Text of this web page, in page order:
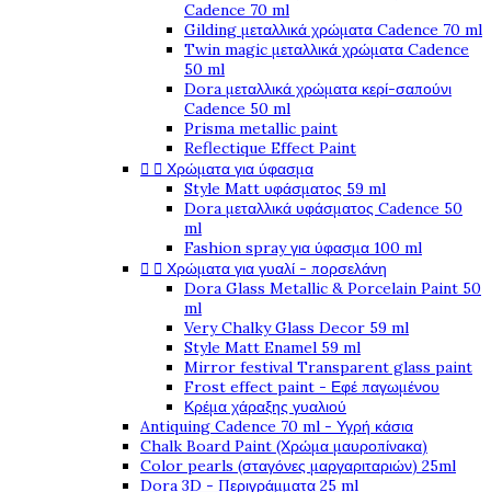
Cadence 70 ml
Gilding μεταλλικά χρώματα Cadence 70 ml
Twin magic μεταλλικά χρώματα Cadence
50 ml
Dora μεταλλικά χρώματα κερί-σαπούνι
Cadence 50 ml
Prisma metallic paint
Reflectique Effect Paint
  Χρώματα για ύφασμα
Style Matt υφάσματος 59 ml
Dora μεταλλικά υφάσματος Cadence 50
ml
Fashion spray για ύφασμα 100 ml
  Χρώματα για γυαλί - πορσελάνη
Dora Glass Metallic & Porcelain Paint 50
ml
Very Chalky Glass Decor 59 ml
Style Matt Enamel 59 ml
Mirror festival Transparent glass paint
Frost effect paint - Εφέ παγωμένου
Κρέμα χάραξης γυαλιού
Antiquing Cadence 70 ml - Υγρή κάσια
Chalk Board Paint (Χρώμα μαυροπίνακα)
Color pearls (σταγόνες μαργαριταριών) 25ml
Dora 3D - Περιγράμματα 25 ml